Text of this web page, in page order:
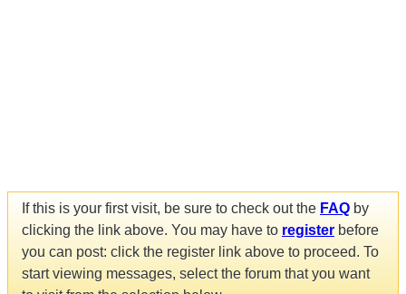
If this is your first visit, be sure to check out the FAQ by
clicking the link above. You may have to register before
you can post: click the register link above to proceed. To
start viewing messages, select the forum that you want